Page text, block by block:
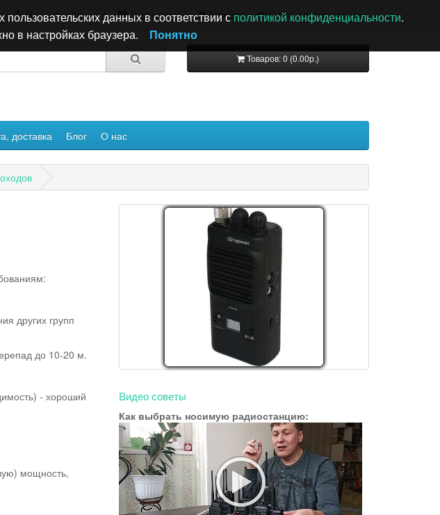
Личный кабинет Закладки (0) Корзина Оформление заказа
Товаров: 0 (0.00р.)
доставка Блог О нас
других групп
до 10-20 м.
- хороший
мощность,
Видео советы
Как выбрать носимую радиостанцию:
данных в соответствии с политикой конфиденциальности.
в настройках браузера.
Понятно